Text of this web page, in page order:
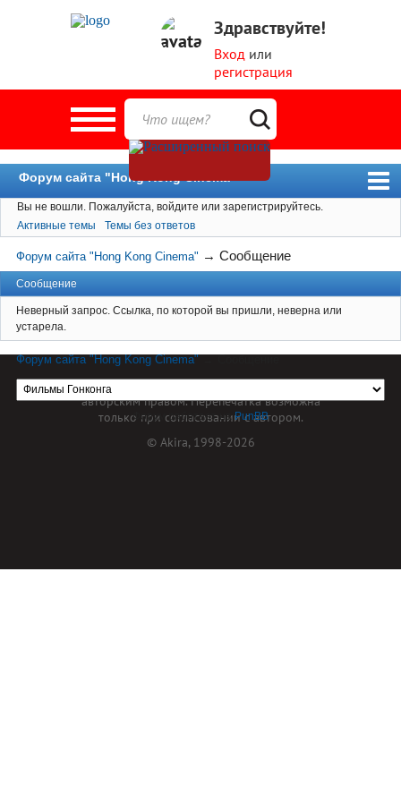
Здравствуйте!
Вход или
регистрация
Форум сайта "Hong Kong Cinema"
Форум
Новости
Пользователи
Поиск
Вы не вошли. Пожалуйста, войдите или зарегистрируйтесь.
Активные темы
Темы без ответов
Форум сайта "Hong Kong Cinema" →Сообщение
Сообщение
Неверный запрос. Ссылка, по которой вы пришли, неверна или
устарела.
Форум сайта "Hong Kong Cinema"
Форум работает наPunBB
Материал сайта hkcinema.ru защищен
авторским правом. Перепечатка возможна
только при согласовании с автором.
© Akira, 1998-2026